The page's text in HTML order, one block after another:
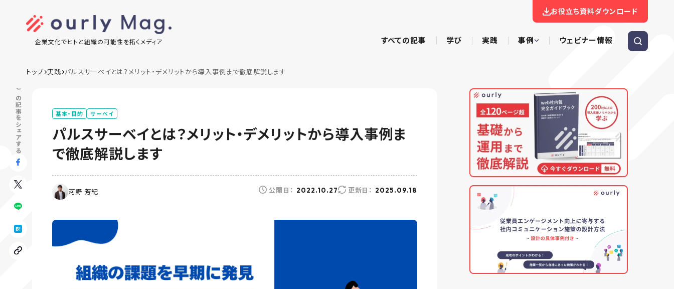
企業文化でヒトと組織の可能性を拓くメディア
お役立ち資料ダウンロード
すべての記事 学び 実践 事例 ウェビナー情報
トップ 実践 パルスサーベイとは？メリット・デメリットから導入事例まで徹底解説します
この記事をシェアする 基本・目的 サーベイ
パルスサーベイとは？メリット・デメリットから導入事例ま
で徹底解説します
河野 芳紀 公開日： 2022.10.27 更新日： 2025.09.18